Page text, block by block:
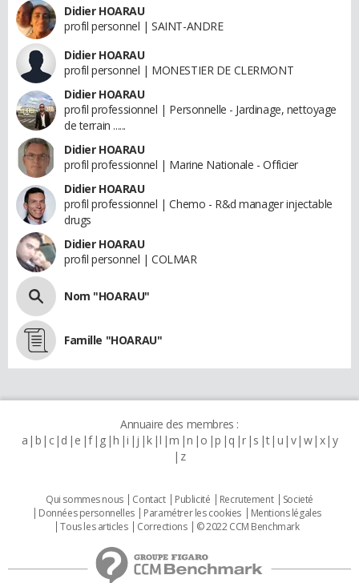
Didier HOARAU
profil personnel | SAINT-ANDRE
Didier HOARAU
profil personnel | MONESTIER DE CLERMONT
Didier HOARAU
profil professionnel | Personnelle - Jardinage, nettoyage
de terrain ......
Didier HOARAU
profil professionnel | Marine Nationale - Officier
Didier HOARAU
profil professionnel | Chemo - R&d manager injectable
drugs
Didier HOARAU
profil personnel | COLMAR
Nom "HOARAU"
Famille "HOARAU"
Annuaire des membres :
a b c d e f g h i j k l m n o p q r s t u v w x y
z
Qui sommes nous Contact Publicité Recrutement
Societé
Données personnelles
Paramétrer les cookies
Mentions légales
Tous les articles
Corrections © 2022 CCM Benchmark